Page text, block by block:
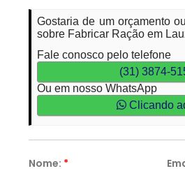
Gostaria de um orçamento
sobre Fabricar Ração em
Fale conosco pelo telefone
(31) 3874-
Ou em nosso WhatsApp
Clicando
Nome: *